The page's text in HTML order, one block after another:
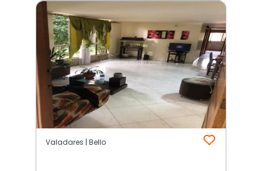
Valadares | Bello